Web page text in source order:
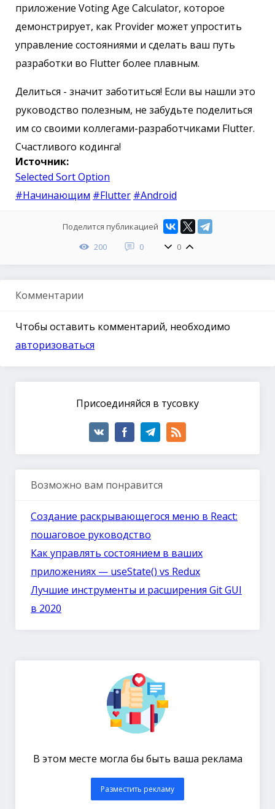
приложение Voting Age Calculator, которое
демонстрирует, как Provider может упростить
управление состояниями и сделать ваш путь
разработки во Flutter более плавным.
Делиться - значит заботиться! Если вы нашли это
руководство полезным, не забудьте поделиться
им со своими коллегами-разработчиками Flutter.
Счастливого кодинга!
Источник:
Selected Sort Option
#Начинающим #Flutter #Android
Поделится публикацией
200
0 0
Комментарии
Чтобы оставить комментарий, необходимо
авторизоваться
Присоединяйся в тусовку
Возможно вам понравится
Создание раскрывающегося меню в React:
пошаговое руководство
Как управлять состоянием в ваших
приложениях — useState() vs Redux
Лучшие инструменты и расширения Git GUI
в 2020
В этом месте могла бы быть ваша реклама
Разместить рекламу